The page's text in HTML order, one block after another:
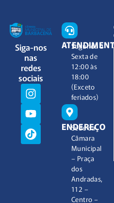
Siga-nos
nas
redes
sociais
Segunda à
Sexta de
12:00 às
18:00
(Exceto
feriados)
ENDEREÇO
Sede da
Câmara
Municipal
– Praça
dos
Andradas,
112 –
Centro –